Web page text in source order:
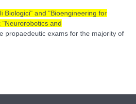
Biologici" and "Bioengineering for
and
propaedeutic exams for the majority of